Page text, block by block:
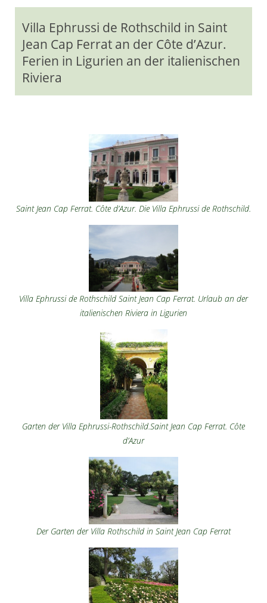
Villa Ephrussi de Rothschild in Saint
Jean Cap Ferrat an der Côte d’Azur.
Ferien in Ligurien an der italienischen
Riviera
Saint Jean Cap Ferrat. Côte d’Azur. Die Villa Ephrussi de Rothschild.
Villa Ephrussi de Rothschild Saint Jean Cap Ferrat. Urlaub an der
italienischen Riviera in Ligurien
Garten der Villa Ephrussi-Rothschild.Saint Jean Cap Ferrat. Côte
d’Azur
Der Garten der Villa Rothschild in Saint Jean Cap Ferrat